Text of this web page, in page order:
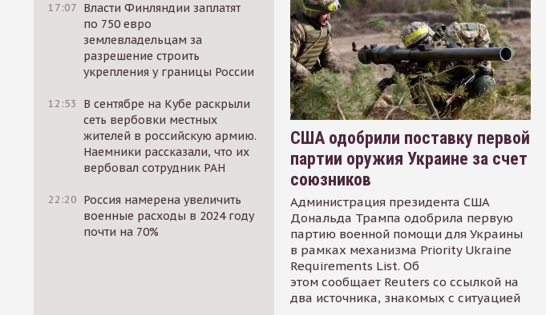
17:07 Власти Финляндии заплатят
по 750 евро
землевладельцам за
разрешение строить
укрепления у границы России
12:53
В сентябре на Кубе раскрыли
сеть вербовки местных
жителей в российскую армию.
Наемники рассказали, что их
вербовал сотрудник РАН
22:20 Россия намерена увеличить
военные расходы в 2024 году
почти на 70%
США одобрили поставку первой
партии оружия Украине за счет
союзников
Администрация президента США
Дональда Трампа одобрила первую
партию военной помощи для Украины
в рамках механизма Priority Ukraine
Requirements List. Об
этом сообщает Reuters со ссылкой на
два источника, знакомых с ситуацией